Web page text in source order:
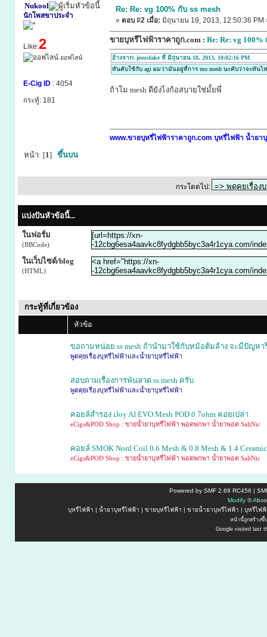
Nukool
นักโพสขาประจำ
Like:2
ออฟไลน์
E-Cig ID: 4054
กระทู้: 181
Re: Re: vg 100% กับ ss mesh
« ตอบ #2 เมื่อ: มิถุนายน 19, 2013, 12:50:36 PM
ขายบุหรี่ไฟฟ้าราคาถูก.com : Re: Re: vg 100%
อ้างจาก: jesusfake ที่ มิถุนายน 18, 2013, 10:02:16 PM
ทันคับใช้กับ agi ผมว่ามันอยู่ที่การ mo mesh นะคับว่าจะทันไ
ถ้าโม mesh ดียังไงก้อสบายใช่มั้ยพี่
www.ขายบุหรี่ไฟฟ้าราคาถูก.com บุหรี่ไฟฟ้า น้ำยา
หน้า: [1] ขึ้นบน
กระโดดไป:
แบ่งปันหัวข้อนี้...
ในฟอรั่ม
(BBCode)
ในเว็บไซด์/blog
(HTML)
กระทู้ที่เกี่ยวข้อง
หัวข้อ
ขอถามหน่อย ss mesh ถ้านำมาใช้กับหม้อต้มล้าง จะมีปัญหา
พูดคุยเรื่องบุหรี่ไฟฟ้าและน้ำยาบุหรี่ไฟฟ้า
สอบถามเรื่องการพันลวด ss mesh ครับ
พูดคุยเรื่องบุหรี่ไฟฟ้าและน้ำยาบุหรี่ไฟฟ้า
คอยล์สำรอง iJoy AI EVO Mesh POD 0.7ohm คอยเปล่า
eCigs&POD Shop : ขายน้ำยาบุหรี่ไฟฟ้า พอตพกพา น้ำยาพอต SaltNic
คอยล์ SMOK Nord Coil 0.6 Mesh & 0.8 Mesh & 1.4
eCigs&POD Shop : ขายน้ำยาบุหรี่ไฟฟ้า พอตพกพา น้ำยาพอต SaltNic
Powered by SMF 2.69 RC456 |
Modify ©Abso
บุหรี่ไฟฟ้า | น้ำยาบุหรี่ไฟฟ้า | ขายบุหรี่ไฟฟ้า | ขายน้ำยาบุหรี่ไฟฟ้า | บุหรี่ไฟ
หน้านี้ถูกสร้างขึ้
Google visited last